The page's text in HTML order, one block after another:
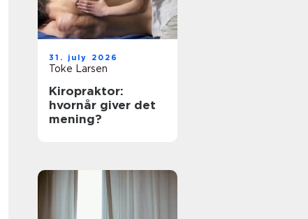
31. july 2026
Toke Larsen
Kiropraktor:
hvornår giver det
mening?